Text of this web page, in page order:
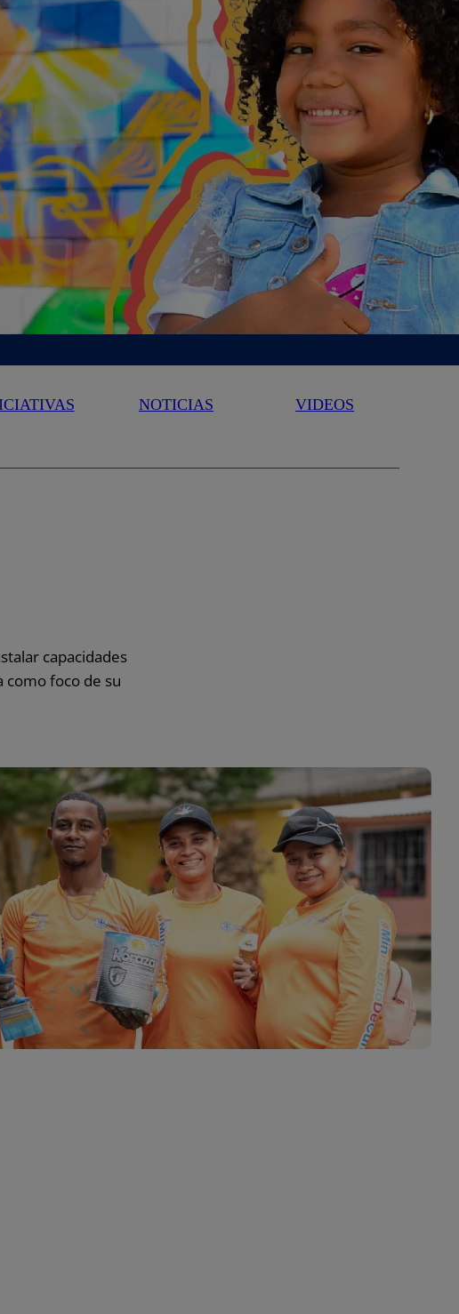
NOTICIAS VIDEOS
capacidades
foco de su